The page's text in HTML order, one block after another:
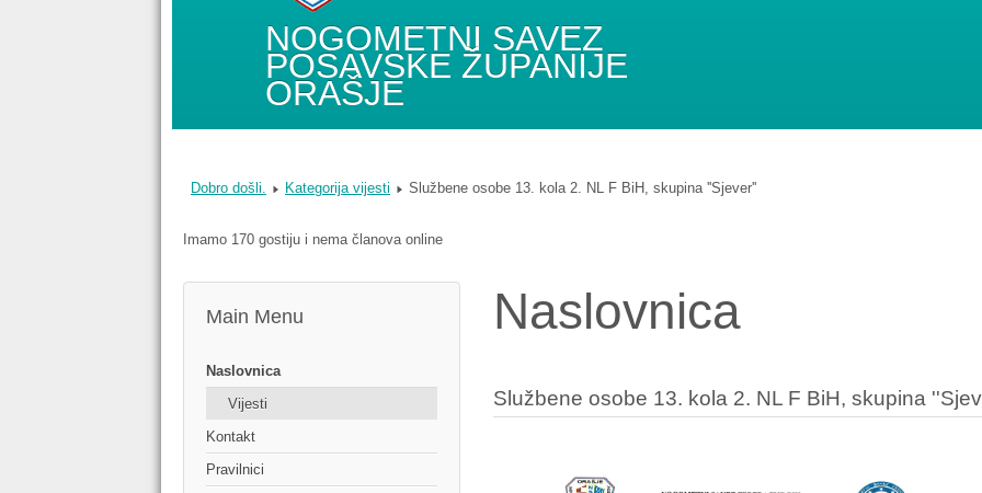
NOGOMETNI SAVEZ
POSAVSKE ŽUPANIJE
ORAŠJE
Dobro došli. Kategorija vijesti Službene osobe 13. kola 2. NL F BiH, skupina ''Sjever''
Imamo 170 gostiju i nema članova online
Main Menu
Naslovnica
Vijesti
Kontakt
Pravilnici
Naslovnica
Službene osobe 13. kola 2. NL F BiH, skupina